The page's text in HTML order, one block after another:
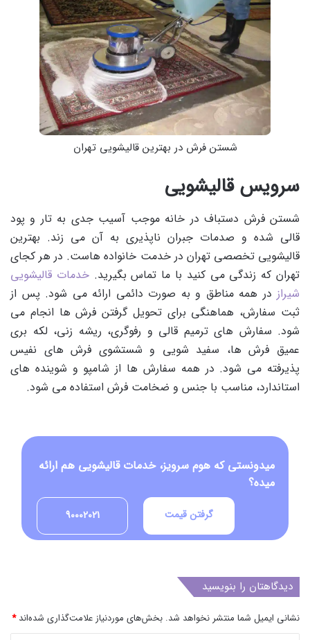
شستن فرش در بهترین قالیشویی تهران
سرویس قالیشویی
شستن فرش دستباف در خانه موجب آسیب جدی به تار و پود
قالی شده و صدمات جبران ناپذیری به آن می زند. بهترین
قالیشویی تخصصی تهران در خدمت خانواده هاست. در هر کجای
تهران که زندگی می کنید با ما تماس بگیرید.خدمات قالیشویی
شیراز در همه مناطق و به صورت دائمی ارائه می شود. پس از
ثبت سفارش، هماهنگی برای تحویل گرفتن فرش ها انجام می
شود. سفارش های ترمیم قالی و رفوگری، ریشه زنی، لکه بری
عمیق فرش ها، سفید شویی و شستشوی فرش های نفیس
پذیرفته می شود. در همه سفارش ها از شامپو و شوینده های
استاندارد، مناسب با جنس و ضخامت فرش استفاده می شود.
میدونستی که هوم سرویز، خدمات قالیشویی هم ارائه
میده؟
90002021 گرفتن قیمت
دیدگاهتان را بنویسید
نشانی ایمیل شما منتشر نخواهد شد. بخش‌های موردنیاز علامت‌گذاری شده‌اند*